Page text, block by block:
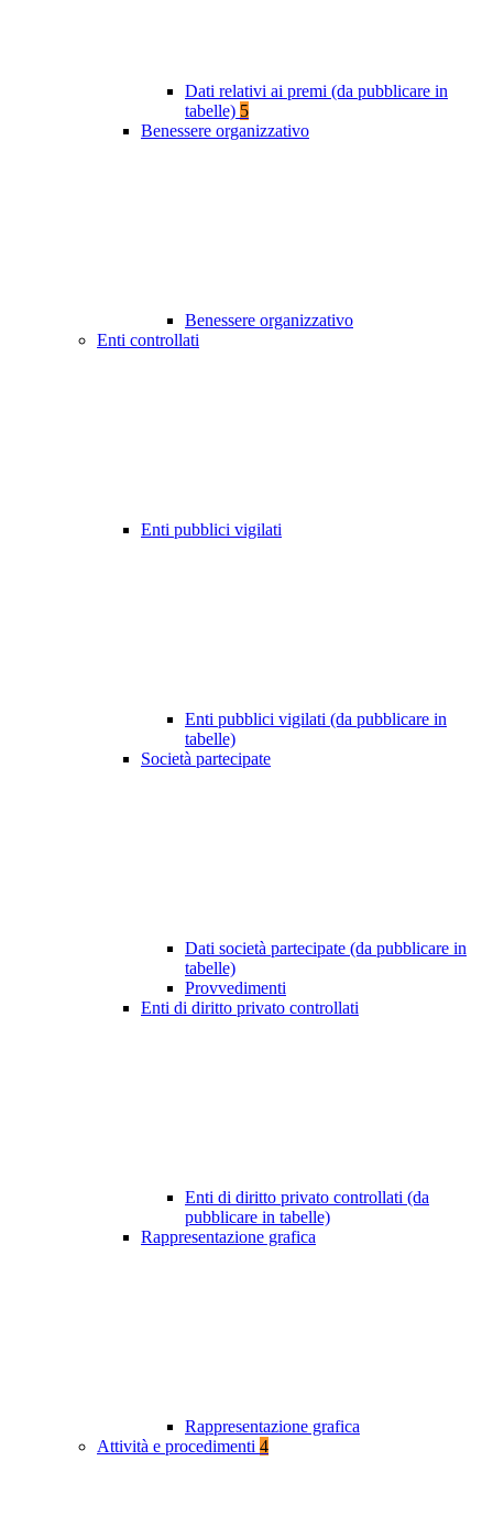
Dati relativi ai premi (da pubblicare in
tabelle) 5
Benessere organizzativo
Benessere organizzativo
Enti controllati
Enti pubblici vigilati
Enti pubblici vigilati (da pubblicare in
tabelle)
Società partecipate
Dati società partecipate (da pubblicare in
tabelle)
Provvedimenti
Enti di diritto privato controllati
Enti di diritto privato controllati (da
pubblicare in tabelle)
Rappresentazione grafica
Rappresentazione grafica
Attività e procedimenti 4